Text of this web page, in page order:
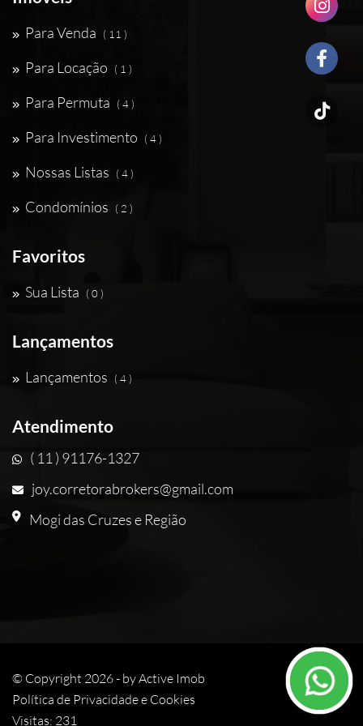
Para Venda ( 11 )
Para Locação ( 1 )
Para Permuta ( 4 )
Para Investimento ( 4 )
Nossas Listas ( 4 )
Condomínios ( 2 )
Favoritos
Sua Lista ( 0 )
Lançamentos
Lançamentos ( 4 )
Atendimento
( 11 ) 91176-1327
joy.corretorabrokers@gmail.com
Mogi das Cruzes e Região
© Copyright 2026 - byActive Imob
Política de Privacidade e Cookies
Visitas: 231